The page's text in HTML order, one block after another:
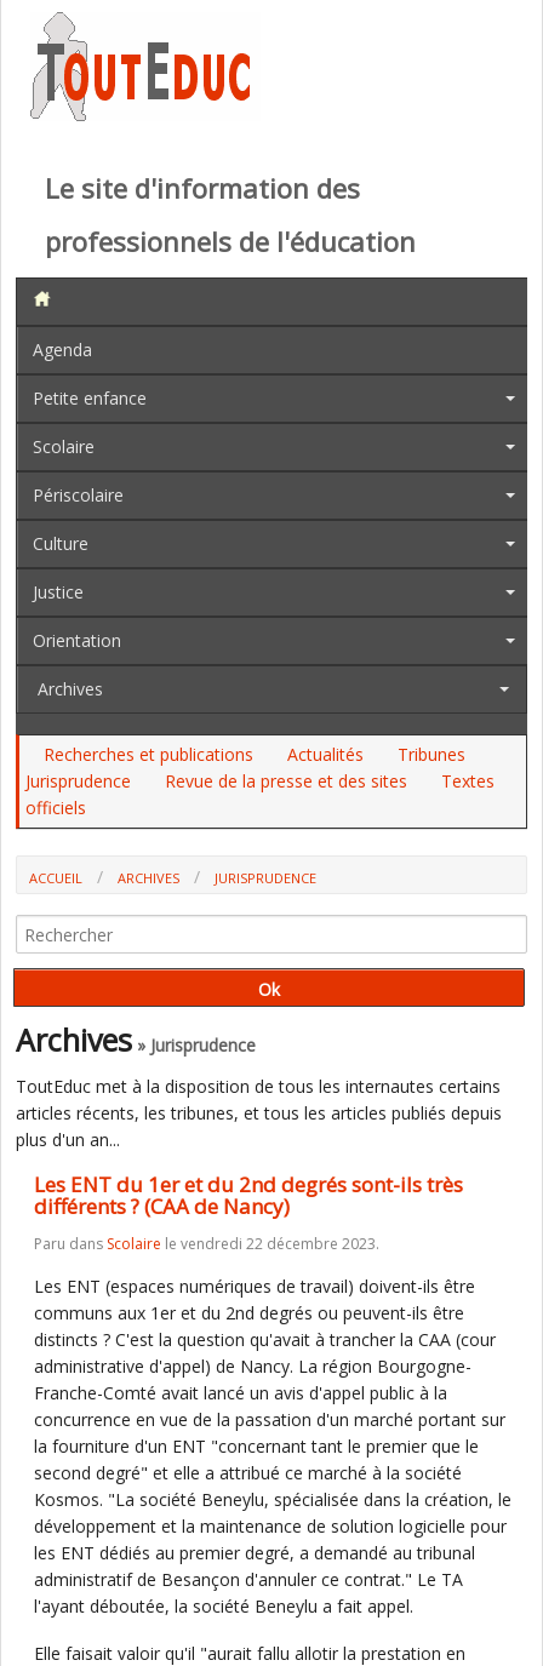
Le site d'information des
professionnels de l'éducation
Agenda
Petite enfance
Scolaire
Périscolaire
Culture
Justice
Orientation
Archives
Recherches et publications Actualités
Tribunes
Jurisprudence
Revue de la presse et des sites
Textes
officiels
ACCUEIL ARCHIVES
JURISPRUDENCE
DE NANCY)
Archives » Jurisprudence
ToutEduc met à la disposition de tous les internautes certains
articles récents, les tribunes, et tous les articles publiés depuis
plus d'un an...
Les ENT du 1er et du 2nd degrés sont-ils très
différents ? (CAA de Nancy)
Paru dans Scolaire le vendredi 22 décembre 2023.
Les ENT (espaces numériques de travail) doivent-ils être
communs aux 1er et du 2nd degrés ou peuvent-ils être
distincts ? C'est la question qu'avait à trancher la CAA (cour
administrative d'appel) de Nancy. La région Bourgogne-
Franche-Comté avait lancé un avis d'appel public à la
concurrence en vue de la passation d'un marché portant sur
la fourniture d'un ENT "concernant tant le premier que le
second degré" et elle a attribué ce marché à la société
Kosmos. "La société Beneylu, spécialisée dans la création, le
développement et la maintenance de solution logicielle pour
les ENT dédiés au premier degré, a demandé au tribunal
administratif de Besançon d'annuler ce contrat." Le TA
l'ayant déboutée, la société Beneylu a fait appel.
Elle faisait valoir qu'il "aurait fallu allotir la prestation en